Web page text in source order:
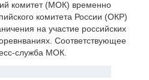
комитет (МОК) временно
комитета России (ОКР)
на участие российских
Соответствующее
служба МОК.